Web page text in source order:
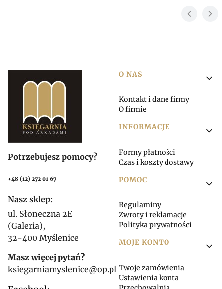
Potrzebujesz pomocy?
+48 (12) 272 01 67
Nasz sklep:
ul. Słoneczna 2E
(Galeria),
32-400 Myślenice
Masz więcej pytań?
ksiegarniamyslenice@op.pl
Linki w stopce
O NAS
Kontakt i dane firmy
O firmie
INFORMACJE
Formy płatności
Czas i koszty dostawy
POMOC
Regulaminy
Zwroty i reklamacje
Polityka prywatności
MOJE KONTO
Twoje zamówienia
Ustawienia konta